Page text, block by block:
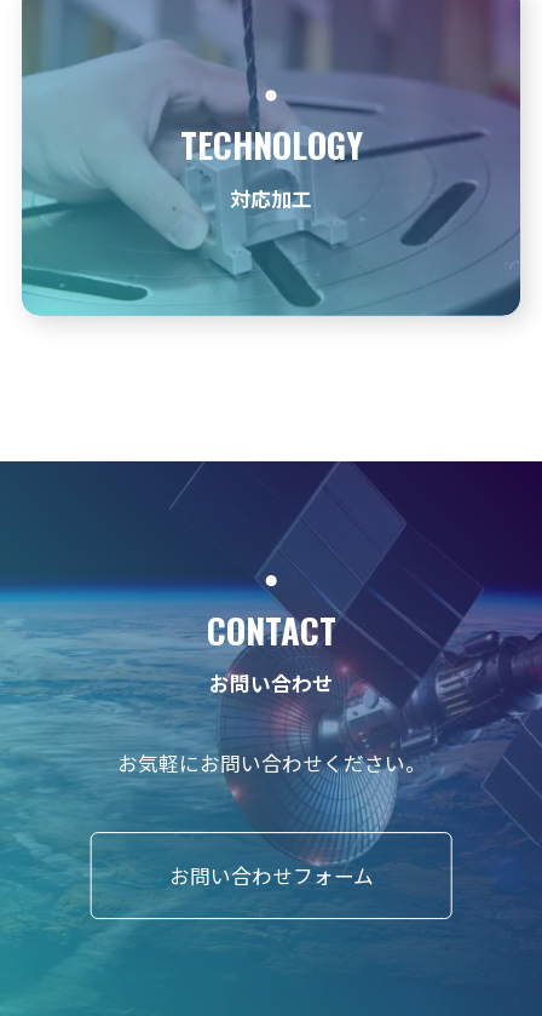
TECHNOLOGY
対応加工
CONTACT
お問い合わせ
お気軽にお問い合わせください。
お問い合わせフォーム